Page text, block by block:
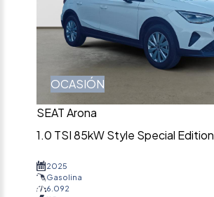
OCASIÓN
SEAT Arona
1.0 TSI 85kW Style Special Edition
2025
Gasolina
6.092